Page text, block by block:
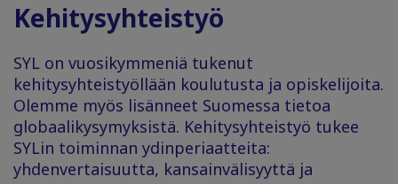
Kehitysyhteistyö
SYL on vuosikymmeniä tukenut
kehitysyhteistyöllään koulutusta ja opiskelijoita.
Olemme myös lisänneet Suomessa tietoa
globaalikysymyksistä. Kehitysyhteistyö tukee
SYLin toiminnan ydinperiaatteita:
yhdenvertaisuutta, kansainvälisyyttä ja